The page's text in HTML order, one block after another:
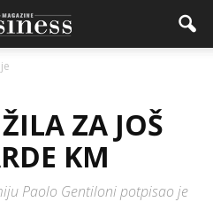
ZA JOŠ
KM
Paolo Gentiloni potpisao je